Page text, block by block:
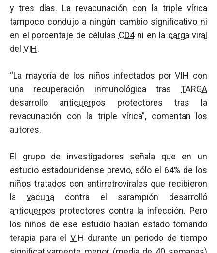
y tres días. La revacunación con la triple vírica
tampoco condujo a ningún cambio significativo ni
en el porcentaje de células CD4ni en la carga viral
del VIH.
“La mayoría de los niños infectados porVIH con
una recuperación inmunológica tras TARGA
desarrolló anticuerpos protectores tras la
revacunación con la triple vírica”, comentan los
autores.
El grupo de investigadores señala que en un
estudio estadounidense previo, sólo el 64% de los
niños tratados con antirretrovirales que recibieron
la vacuna contra el sarampión desarrolló
anticuerpos protectores contra la infección. Pero
los niños de ese estudio habían estado tomando
terapia para el VIH durante un periodo de tiempo